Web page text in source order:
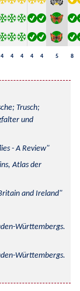
4 4 4 4 4 5 8
Trusch;
und
- A Review
Atlas der
and Ireland
Württembergs.
Württembergs.